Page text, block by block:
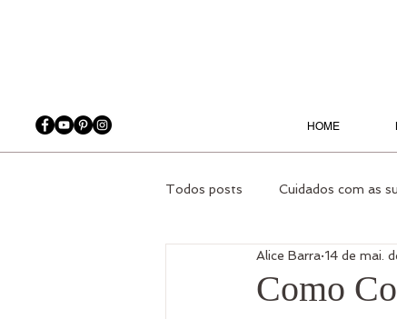
HOME
Todos posts Cuidados com as
Orquídeas Plantas
Como
Alice Barra 14 de mai.